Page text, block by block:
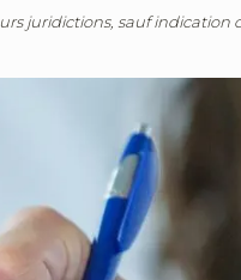
juridictions, sauf indication